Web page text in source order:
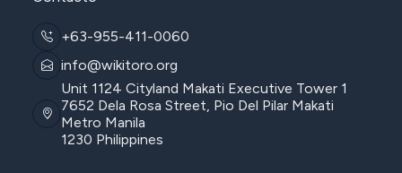
+63-955-411-0060
info@wikitoro.org
Unit 1124 Cityland Makati Executive Tower 1
7652 Dela Rosa Street, Pio Del Pilar Makati
Metro Manila
1230 Philippines